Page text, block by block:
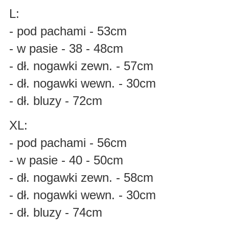
L:
- pod pachami - 53cm
- w pasie - 38 - 48cm
- dł. nogawki zewn. - 57cm
- dł. nogawki wewn. - 30cm
- dł. bluzy - 72cm
XL:
- pod pachami - 56cm
- w pasie - 40 - 50cm
- dł. nogawki zewn. - 58cm
- dł. nogawki wewn. - 30cm
- dł. bluzy - 74cm